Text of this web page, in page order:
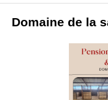
Domaine de la